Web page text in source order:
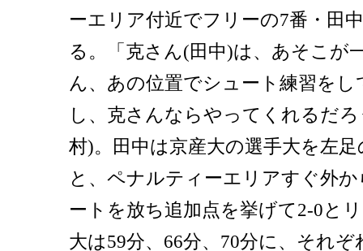
ーエリア付近でフリーの7番・田
る。「克さん(田中)は、あそこが
ん、あの位置でシュート練習を
し、克さんならやってくれるだ
村)。田中は京産大の選手大を左
と、ペナルティーエリアすぐ外
ートを放ち追加点を挙げて2-0と
大は59分、66分、70分に、それぞ